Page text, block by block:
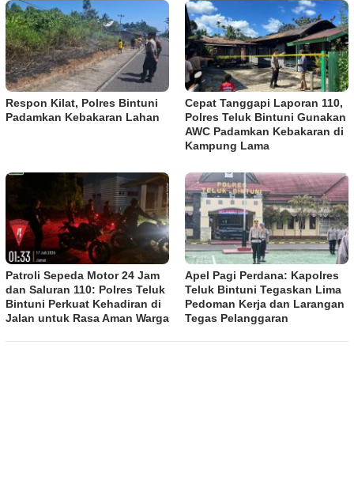
Respon Kilat, Polres Bintuni
Padamkan Kebakaran Lahan
Cepat Tanggapi Laporan 110,
Polres Teluk Bintuni Gunakan
AWC Padamkan Kebakaran di
Kampung Lama
Patroli Sepeda Motor 24 Jam
dan Saluran 110: Polres Teluk
Bintuni Perkuat Kehadiran di
Jalan untuk Rasa Aman Warga
Apel Pagi Perdana: Kapolres
Teluk Bintuni Tegaskan Lima
Pedoman Kerja dan Larangan
Tegas Pelanggaran